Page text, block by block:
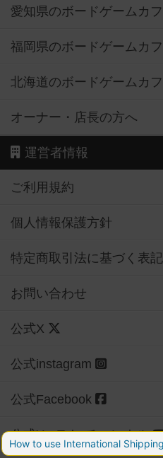
愛知県のボードゲームカ
福岡県のボードゲームカ
北海道のボードゲームカ
オーナー・店長の方へ
運営者情報
ご利用規約
個人情報保護方針
特定商取引法に基づく表記
お問い合わせ
公式X
公式instagram
公式Facebook
公式YouTubeチャンネル